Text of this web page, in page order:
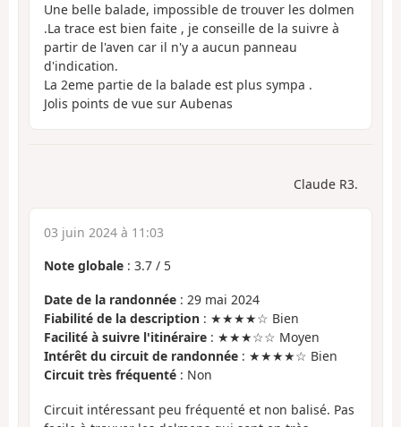
Une belle balade, impossible de trouver les dolmen
.La trace est bien faite , je conseille de la suivre à
partir de l'aven car il n'y a aucun panneau
d'indication.
La 2eme partie de la balade est plus sympa .
Jolis points de vue sur Aubenas
Claude R3.
03 juin 2024 à 11:03
Note globale : 3.7 / 5
Date de la randonnée : 29 mai 2024
Fiabilité de la description : ★★★★☆ Bien
Facilité à suivre l'itinéraire : ★★★☆☆ Moyen
Intérêt du circuit de randonnée : ★★★★☆ Bien
Circuit très fréquenté : Non
Circuit intéressant peu fréquenté et non balisé. Pas